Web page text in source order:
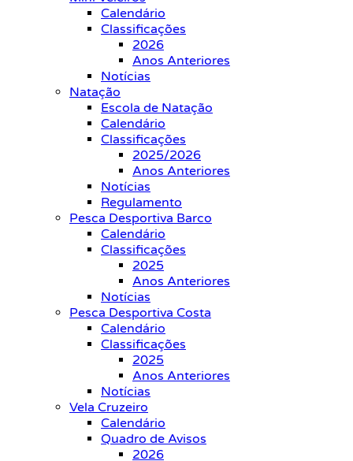
Calendário
Classificações
2026
Anos Anteriores
Notícias
Natação
Escola de Natação
Calendário
Classificações
2025/2026
Anos Anteriores
Notícias
Regulamento
Pesca Desportiva Barco
Calendário
Classificações
2025
Anos Anteriores
Notícias
Pesca Desportiva Costa
Calendário
Classificações
2025
Anos Anteriores
Notícias
Vela Cruzeiro
Calendário
Quadro de Avisos
2026